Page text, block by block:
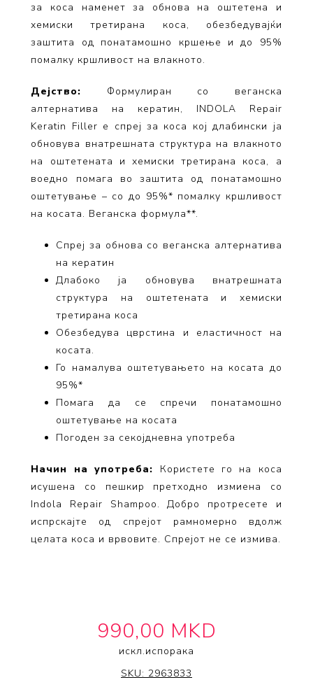
за коса наменет за обнова на оштетена и
хемиски третирана коса, обезбедувајќи
заштита од понатамошно кршење и до 95%
помалку кршливост на влакното.
Дејство: Формулиран со веганска
алтернатива на кератин, INDOLA Repair
Keratin Filler е спреј за коса кој длабински ја
обновува внатрешната структура на влакното
на оштетената и хемиски третирана коса, а
воедно помага во заштита од понатамошно
оштетување – со до 95%* помалку кршливост
на косата. Веганска формула**.
Спреј за обнова со веганска алтернатива
на кератин
Длабоко ја обновува внатрешната
структура на оштетената и хемиски
третирана коса
Обезбедува цврстина и еластичност на
косата.
Го намалува оштетувањето на косата до
95%*
Помага да се спречи понатамошно
оштетување на косата
Погоден за секојдневна употреба
Начин на употреба: Користете го на коса
исушена со пешкир претходно измиена со
Indola Repair Shampoo. Добро протресете и
испрскајте од спрејот рамномерно вдолж
целата коса и врвовите. Спрејот не се измива.
990,00 MKD
искл.испорака
INDOLA
SKU: 2963833